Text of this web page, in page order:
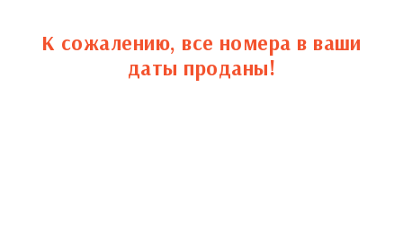
К сожалению, все номера в ваши
даты проданы!